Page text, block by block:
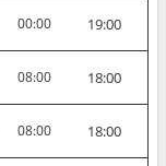
00:00 19:00
08:00 18:00
08:00 18:00